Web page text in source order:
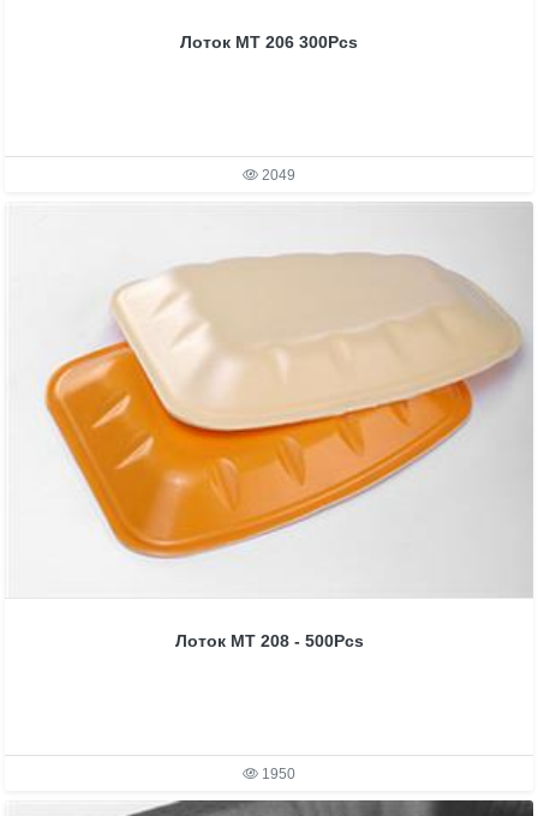
Лоток MT 206 300Pcs
2049
Лоток MT 208 - 500Pcs
1950